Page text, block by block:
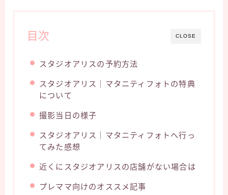
CLOSE
目次
スタジオアリスの予約方法
スタジオアリス｜マタニティフォトの特典
について
撮影当日の様子
スタジオアリス｜マタニティフォトへ行っ
てみた感想
近くにスタジオアリスの店舗がない場合は
プレママ向けのオススメ記事